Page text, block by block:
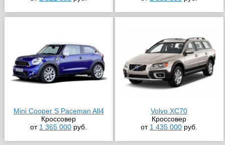
Mini Cooper S Paceman All4
Кроссовер
от 1 365 000 руб.
Volvo XC70
Кроссовер
от 1 435 000 руб.